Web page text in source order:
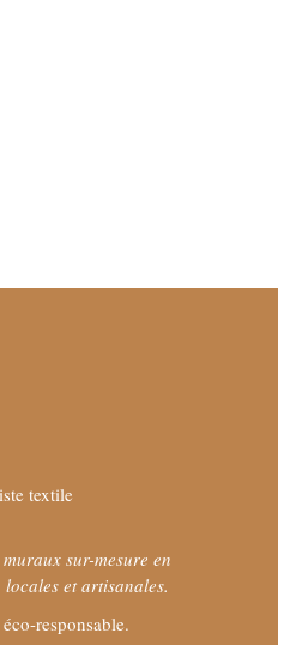
textile
sur-mesure en
et artisanales.
responsable.